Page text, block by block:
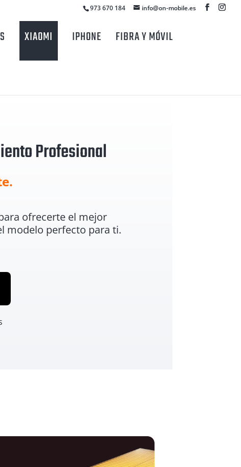
973 670 184 info@on-mobile.es
XIAOMI IPHONE
FIBRA Y MÓVIL
Profesional
ofrecerte el mejor
modelo perfecto para ti.